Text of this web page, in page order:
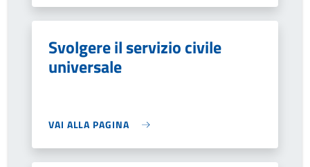
Svolgere il servizio civile
universale
VAI ALLA PAGINA